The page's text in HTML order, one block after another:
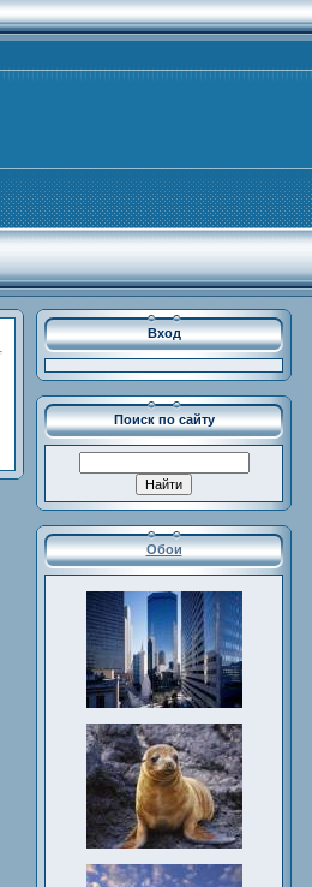
Вход
Поиск по сайту
Обои